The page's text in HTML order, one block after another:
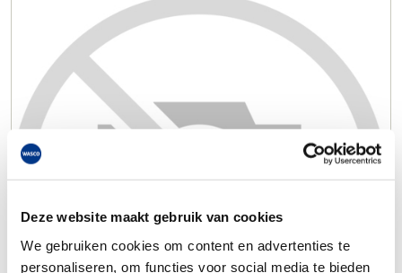
Deze website maakt gebruik van cookies
We gebruiken cookies om content en advertenties te
personaliseren, om functies voor social media te bieden